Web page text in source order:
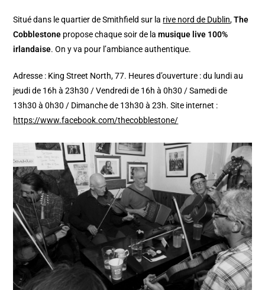
Situé dans le quartier de Smithfield sur la rive nord de Dublin,The
Cobblestone propose chaque soir de lamusique live 100%
irlandaise. On y va pour l’ambiance authentique.
Adresse : King Street North, 77. Heures d’ouverture : du lundi au
jeudi de 16h à 23h30 / Vendredi de 16h à 0h30 / Samedi de
13h30 à 0h30 / Dimanche de 13h30 à 23h. Site internet :
https://www.facebook.com/thecobblestone/